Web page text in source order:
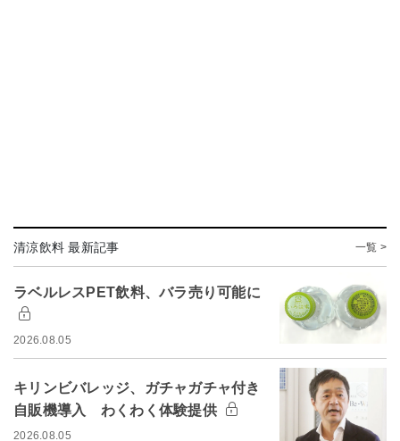
清涼飲料 最新記事 一覧 >
ラベルレスPET飲料、バラ売り可能に
2026.08.05
キリンビバレッジ、ガチャガチャ付き
自販機導入 わくわく体験提供
2026.08.05